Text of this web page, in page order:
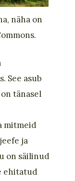
näha on
. See asub
tänasel
mitmeid
ja
on säilinud
ehitatud